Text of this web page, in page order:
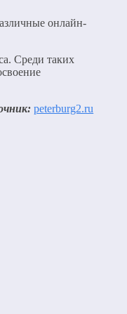
онлайн-
Среди таких
peterburg2.ru